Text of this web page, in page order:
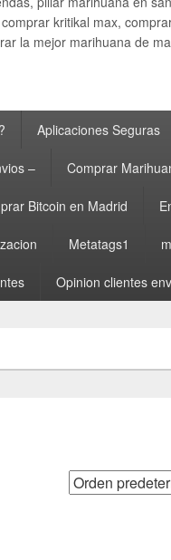
kritikal max,
la mejor marihuana de
Aplicaciones Seguras
– Comprar
Bitcoin en Madrid
Metatags1
Opinion clientes